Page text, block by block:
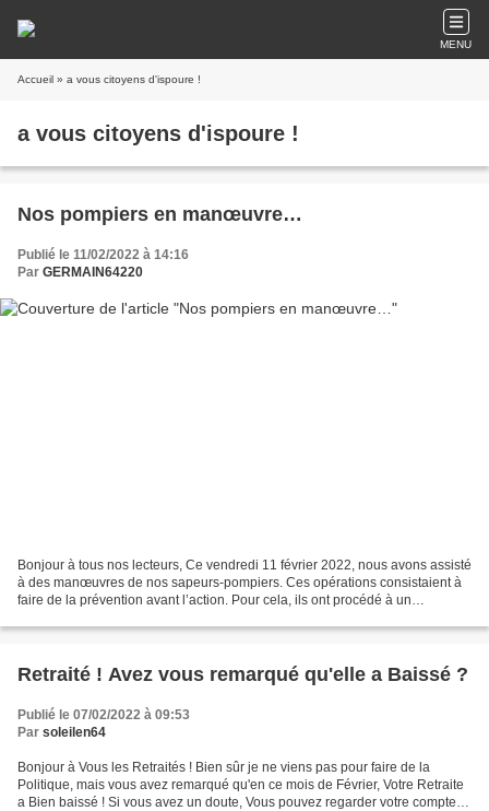
MENU
Accueil » a vous citoyens d'ispoure !
a vous citoyens d'ispoure !
Nos pompiers en manœuvre…
Publié le 11/02/2022 à 14:16
Par GERMAIN64220
Bonjour à tous nos lecteurs, Ce vendredi 11 février 2022, nous avons assisté
à des manœuvres de nos sapeurs-pompiers. Ces opérations consistaient à
faire de la prévention avant l’action. Pour cela, ils ont procédé à un
Retraité ! Avez vous remarqué qu'elle a Baissé ?
Publié le 07/02/2022 à 09:53
Par soleilen64
Bonjour à Vous les Retraités ! Bien sûr je ne viens pas pour faire de la
Politique, mais vous avez remarqué qu'en ce mois de Février, Votre Retraite
a Bien baissé ! Si vous avez un doute, Vous pouvez regarder votre compte